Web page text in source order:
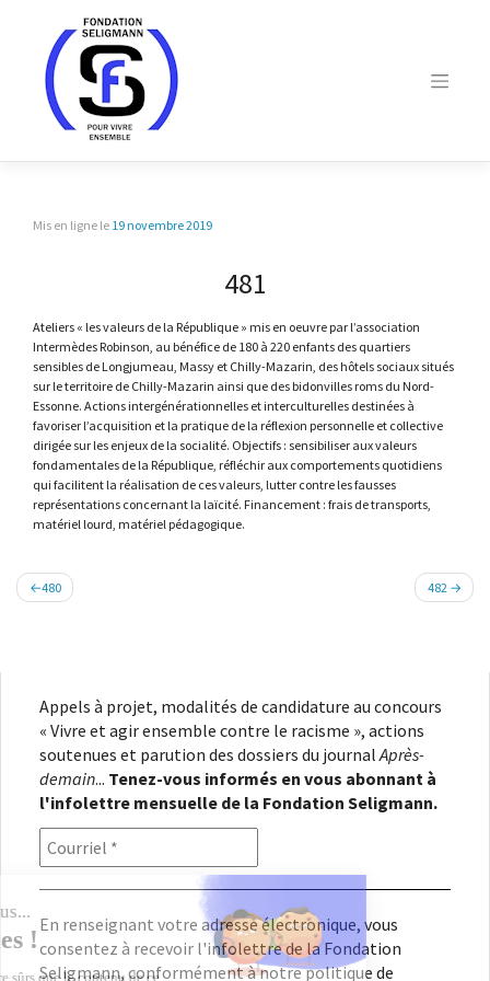
Mis en ligne le 19 novembre 2019
481
Ateliers « les valeurs de la République » mis en oeuvre par l’association
Intermèdes Robinson, au bénéfice de 180 à 220 enfants des quartiers
sensibles de Longjumeau, Massy et Chilly-Mazarin, des hôtels sociaux situés
sur le territoire de Chilly-Mazarin ainsi que des bidonvilles roms du Nord-
Essonne. Actions intergénérationnelles et interculturelles destinées à
favoriser l’acquisition et la pratique de la réflexion personnelle et collective
dirigée sur les enjeux de la socialité. Objectifs : sensibiliser aux valeurs
fondamentales de la République, réfléchir aux comportements quotidiens
qui facilitent la réalisation de ces valeurs, lutter contre les fausses
représentations concernant la laïcité. Financement : frais de transports,
matériel lourd, matériel pédagogique.
Navigation
de
480 482
Appels à projet, modalités de candidature au concours
« Vivre et agir ensemble contre le racisme », actions
soutenues et parution des dossiers du journalAprès-
demain... Tenez-vous informés en vous abonnant à
l'infolettre mensuelle de la Fondation Seligmann.
En renseignant votre adresse électronique, vous
consentez à recevoir l'infolettre de la Fondation
Seligmann, conformément à notrepolitique de